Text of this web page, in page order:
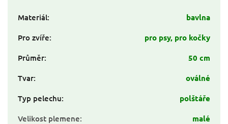
Materiál:
bavlna
Pro zvíře:
pro psy, pro kočky
Průměr:
50 cm
Tvar:
oválné
Typ pelechu:
polštáře
Velikost plemene: malé